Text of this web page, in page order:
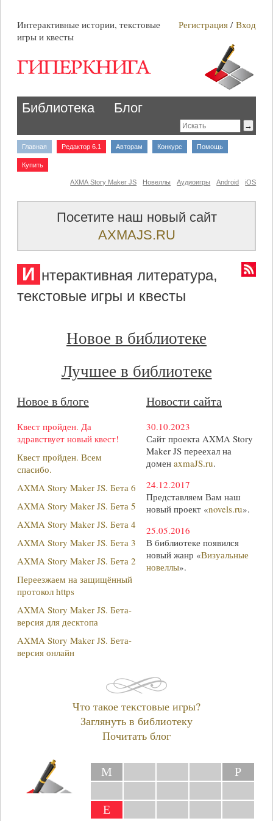
Интерактивные истории, текстовые
игры и квесты
Регистрация /Вход
Библиотека Блог
Главная Редактор 6.1 Авторам Конкурс Помощь
Купить
iOS
Android
Аудиоигры
Новеллы
AXMA Story Maker JS
Посетите наш новый сайт
AXMAJS.RU
И нтерактивная литература,
текстовые игры и квесты
Новое в библиотеке
Лучшее в библиотеке
Новое в блоге
Квест пройден. Да
здравствует новый квест!
Квест пройден. Всем
спасибо.
AXMA Story Maker JS. Бета 6
AXMA Story Maker JS. Бета 5
AXMA Story Maker JS. Бета 4
AXMA Story Maker JS. Бета 3
AXMA Story Maker JS. Бета 2
Переезжаем на защищённый
протокол https
AXMA Story Maker JS. Бета-
версия для десктопа
AXMA Story Maker JS. Бета-
версия онлайн
Новости сайта
30.10.2023
Сайт проекта AXMA Story
Maker JS переехал на
домен axmaJS.ru.
24.12.2017
Представляем Вам наш
новый проект «novels.ru».
25.05.2016
В библиотеке появился
новый жанр «Визуальные
новеллы».
Что такое текстовые игры?
Заглянуть в библиотеку
Почитать блог
М Р
Е